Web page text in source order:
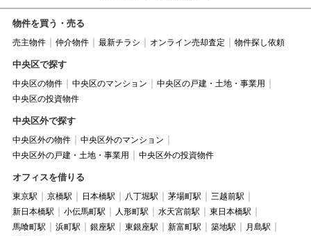
物件を買う・売る
売主物件 仲介物件 最新チラシ オンライン売却査定 物件探し依頼
中央区で探す
中央区の物件 中央区のマンション
中央区の戸建・土地・事業用
中央区の投資物件
中央区外で探す
中央区外の物件
中央区外のマンション
中央区外の戸建・土地・事業用
中央区外の投資物件
オフィスを借りる
東京駅 京橋駅 日本橋駅 八丁堀駅 茅場町駅
三越前駅
新日本橋駅
小伝馬町駅 人形町駅 水天宮前駅
東日本橋駅
馬喰町駅
浜町駅 銀座駅 東銀座駅 新富町駅 築地駅
月島駅